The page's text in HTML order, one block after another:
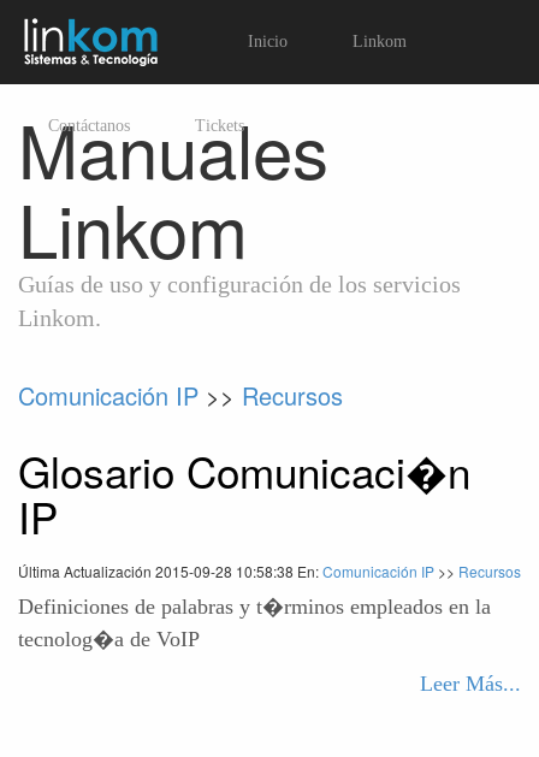
Inicio Linkom
Contáctanos Tickets
Manuales
Linkom
Guías de uso y configuración de los servicios
Linkom.
Comunicación IP >> Recursos
Glosario Comunicaci�n
IP
Última Actualización 2015-09-28 10:58:38 En:Comunicación IP >> Recursos
Definiciones de palabras y t�rminos empleados en la
tecnolog�a de VoIP
Leer Más...